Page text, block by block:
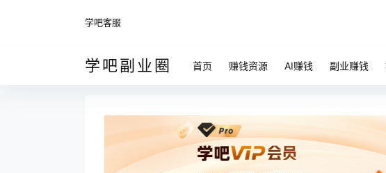
学吧客服
学吧副业圈 首页 赚钱资源 AI赚钱 副业赚钱